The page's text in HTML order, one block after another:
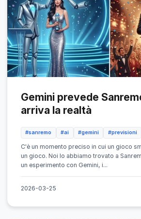
Gemini prevede
arriva la realtà
#sanremo #ai #gemini #previsioni
C'è un momento preciso in cui un gioco
un gioco. Noi lo abbiamo trovato a
un esperimento con Gemini, i...
2026-03-25